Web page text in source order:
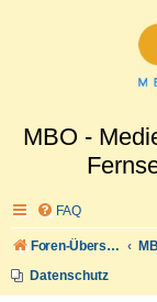
MBO -
FAQ
Foren-Übersicht
Datenschutz